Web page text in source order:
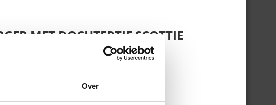
Over
MET DOCHTERTJE SCOTTIE